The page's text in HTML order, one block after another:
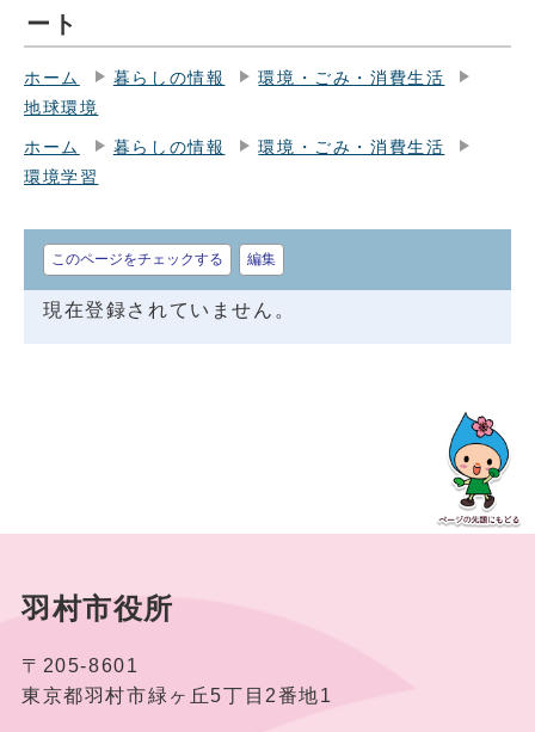
ート
ホーム 暮らしの情報
環境・ごみ・消費生活
地球環境
ホーム 暮らしの情報
環境・ごみ・消費生活
環境学習
このページをチェックする 編集
現在登録されていません。
羽村市役所
〒205-8601
東京都羽村市緑ヶ丘5丁目2番地1